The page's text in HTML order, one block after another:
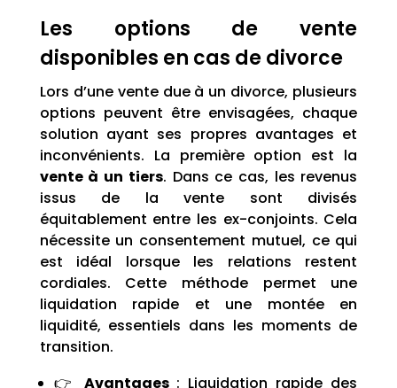
Les options de vente
disponibles en cas de divorce
Lors d’une vente due à un divorce, plusieurs
options peuvent être envisagées, chaque
solution ayant ses propres avantages et
inconvénients. La première option est la
vente à un tiers. Dans ce cas, les revenus
issus de la vente sont divisés
équitablement entre les ex-conjoints. Cela
nécessite un consentement mutuel, ce qui
est idéal lorsque les relations restent
cordiales. Cette méthode permet une
liquidation rapide et une montée en
liquidité, essentiels dans les moments de
transition.
👉 Avantages: Liquidation rapide des